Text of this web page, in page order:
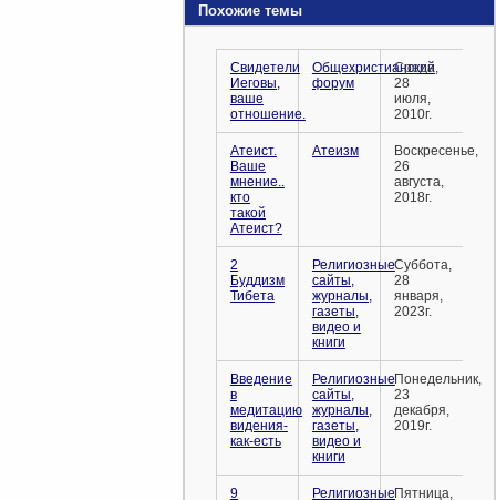
Похожие темы
Свидетели
Иеговы,
ваше
отношение.
Общехристианский
форум
Среда,
28
июля,
2010г.
Атеист.
Ваше
мнение..
кто
такой
Атеист?
Атеизм
Воскресенье,
26
августа,
2018г.
2
Буддизм
Тибета
Религиозные
сайты,
журналы,
газеты,
видео и
книги
Суббота,
28
января,
2023г.
Введение
в
медитацию
видения-
как-есть
Религиозные
сайты,
журналы,
газеты,
видео и
книги
Понедельник,
23
декабря,
2019г.
9
РелигиозныеПятница,